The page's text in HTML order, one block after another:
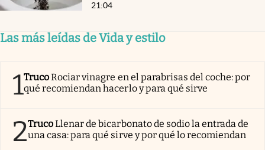
21:04
Las más leídas de Vida y estilo
1TrucoRociar vinagre en el parabrisas del coche: por
qué recomiendan hacerlo y para qué sirve
2TrucoLlenar de bicarbonato de sodio la entrada de
una casa: para qué sirve y por qué lo recomiendan